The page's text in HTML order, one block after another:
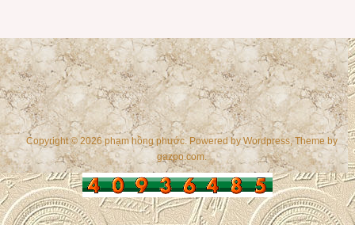
Copyright © 2026 phạm hồng phước. Powered byWordpress, Theme by
gazpo.com.